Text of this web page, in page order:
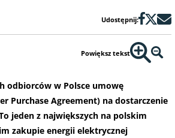
Udostępnij:
Powiększ tekst
odbiorców w Polsce umowę
Purchase Agreement) na dostarczenie
jeden z największych na polskim
zakupie energii elektrycznej